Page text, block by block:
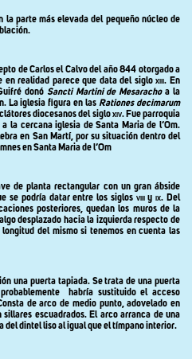
la parte más elevada del pequeño núcleo de
de Carlos el Calvo del año 844 otorgado a
en realidad parece que data del sigloxiii. En
donó Sancti Martini de Mesarachoa la
La iglesia figura en lasRationes decimarum
diocesanos del sigloxiv. Fue parroquia
la cercana iglesia de Santa Maria de l’Om.
en San Martí, por su situación dentro del
en Santa Maria de l’Om
de planta rectangular con un gran ábside
se podría datar entre los siglos viiiyix. Del
posteriores, quedan los muros de la
desplazado hacia la izquierda respecto de
del mismo si tenemos en cuenta las
una puerta tapiada. Se trata de una puerta
habría sustituido el acceso
de arco de medio punto, adovelado en
sillares escuadrados. El arco arranca de una
del dintel liso al igual que el tímpano interior.